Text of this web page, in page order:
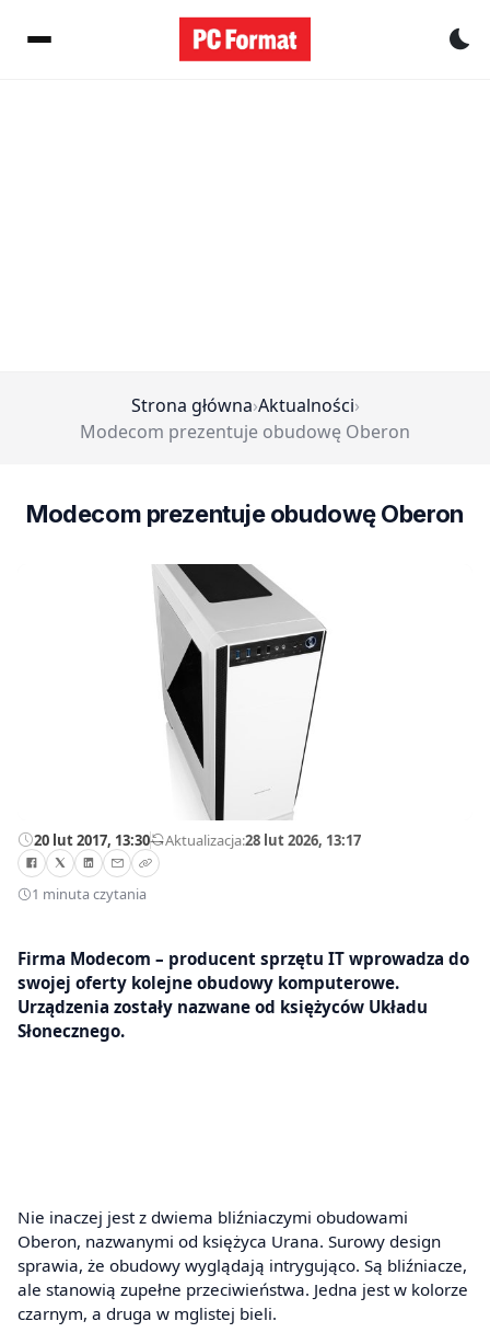
Strona główna›Aktualności›
Modecom prezentuje obudowę Oberon
Modecom prezentuje obudowę Oberon
20 lut 2017, 13:30—Aktualizacja:28 lut 2026, 13:17
1 minuta czytania
Firma Modecom – producent sprzętu IT wprowadza do
swojej oferty kolejne obudowy komputerowe.
Urządzenia zostały nazwane od księżyców Układu
Słonecznego.
Nie inaczej jest z dwiema bliźniaczymi obudowami
Oberon, nazwanymi od księżyca Urana. Surowy design
sprawia, że obudowy wyglądają intrygująco. Są bliźniacze,
ale stanowią zupełne przeciwieństwa. Jedna jest w kolorze
czarnym, a druga w mglistej bieli.